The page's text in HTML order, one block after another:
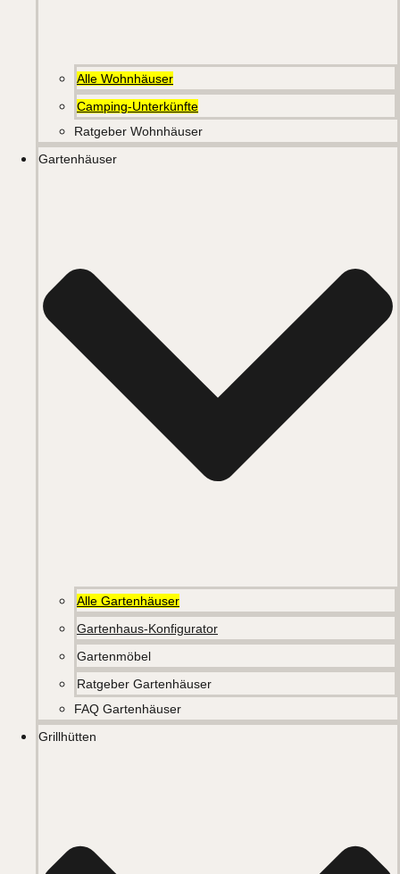
Alle Wohnhäuser
Camping-Unterkünfte
Ratgeber Wohnhäuser
Gartenhäuser
Alle Gartenhäuser
Gartenhaus-Konfigurator
Gartenmöbel
Ratgeber Gartenhäuser
FAQ Gartenhäuser
Grillhütten